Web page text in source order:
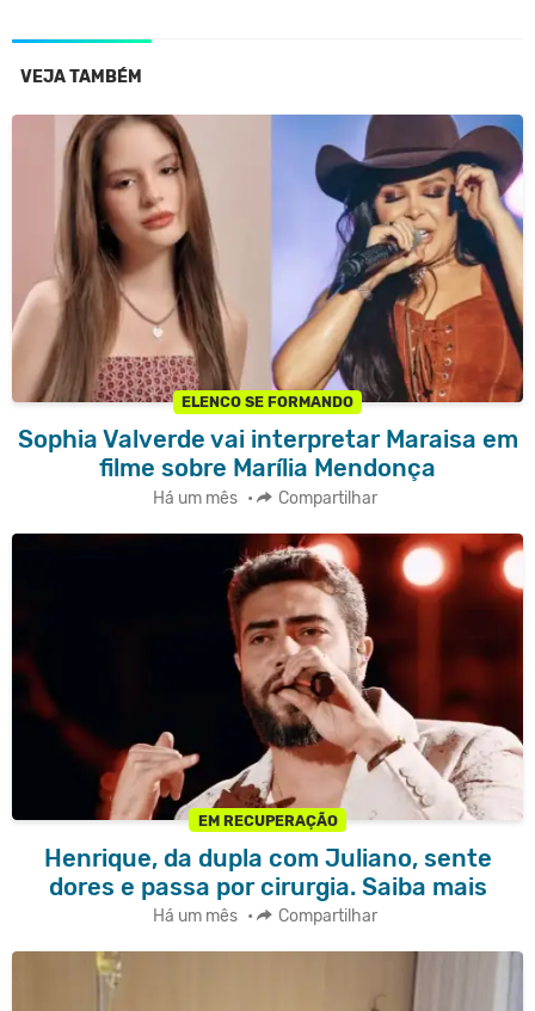
VEJA TAMBÉM
ELENCO SE FORMANDO
Sophia Valverde vai interpretar Maraisa em
filme sobre Marília Mendonça
Há um mês • Compartilhar
EM RECUPERAÇÃO
Henrique, da dupla com Juliano, sente
dores e passa por cirurgia. Saiba mais
Há um mês • Compartilhar